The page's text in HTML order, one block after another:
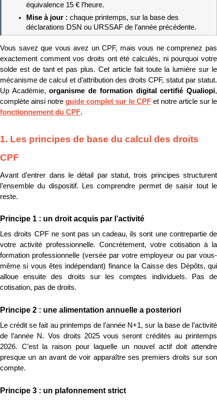
équivalence 15 € l’heure.
Mise à jour : chaque printemps, sur la base des
déclarations DSN ou URSSAF de l’année précédente.
Vous savez que vous avez un CPF, mais vous ne comprenez pas
exactement comment vos droits ont été calculés, ni pourquoi votre
solde est de tant et pas plus. Cet article fait toute la lumière sur le
mécanisme de calcul et d’attribution des droits CPF, statut par statut.
Up Académie, organisme de formation digital certifié Qualiopi,
complète ainsi notre guide complet sur le CPF
fonctionnement du CPF.
1. Les principes de base du calcul des droits
CPF
Avant d’entrer dans le détail par statut, trois principes structurent
l’ensemble du dispositif. Les comprendre permet de saisir tout le
reste.
Principe 1 : un droit acquis par l’activité
Les droits CPF ne sont pas un cadeau, ils sont une contrepartie de
votre activité professionnelle. Concrètement, votre cotisation à la
formation professionnelle (versée par votre employeur ou par vous-
même si vous êtes indépendant) finance la Caisse des Dépôts, qui
alloue ensuite des droits sur les comptes individuels. Pas de
cotisation, pas de droits.
Principe 2 : une alimentation annuelle a posteriori
Le crédit se fait au printemps de l’année N+1, sur la base de l’activité
de l’année N. Vos droits 2025 vous seront crédités au printemps
2026. C’est la raison pour laquelle un nouvel actif doit attendre
presque un an avant de voir apparaître ses premiers droits sur son
compte.
Principe 3 : un plafonnement strict